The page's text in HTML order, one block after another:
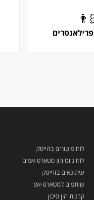
לוח פיטורים בהייטק
לוח גיוס הון סטארט-אפים
עיתונאים בהייטק
שותפים לסטארט-אפ
קרנות הון סיכון